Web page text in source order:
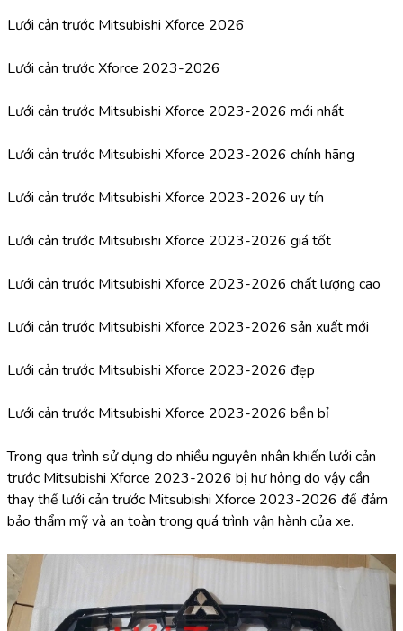
Lưới cản trước Mitsubishi Xforce 2026
Lưới cản trước Xforce 2023-2026
Lưới cản trước Mitsubishi Xforce 2023-2026 mới nhất
Lưới cản trước Mitsubishi Xforce 2023-2026 chính hãng
Lưới cản trước Mitsubishi Xforce 2023-2026 uy tín
Lưới cản trước Mitsubishi Xforce 2023-2026 giá tốt
Lưới cản trước Mitsubishi Xforce 2023-2026 chất lượng cao
Lưới cản trước Mitsubishi Xforce 2023-2026 sản xuất mới
Lưới cản trước Mitsubishi Xforce 2023-2026 đẹp
Lưới cản trước Mitsubishi Xforce 2023-2026 bền bỉ
Trong qua trình sử dụng do nhiều nguyên nhân khiến lưới cản
trước Mitsubishi Xforce 2023-2026 bị hư hỏng do vậy cần
thay thế lưới cản trước Mitsubishi Xforce 2023-2026 để đảm
bảo thẩm mỹ và an toàn trong quá trình vận hành của xe.